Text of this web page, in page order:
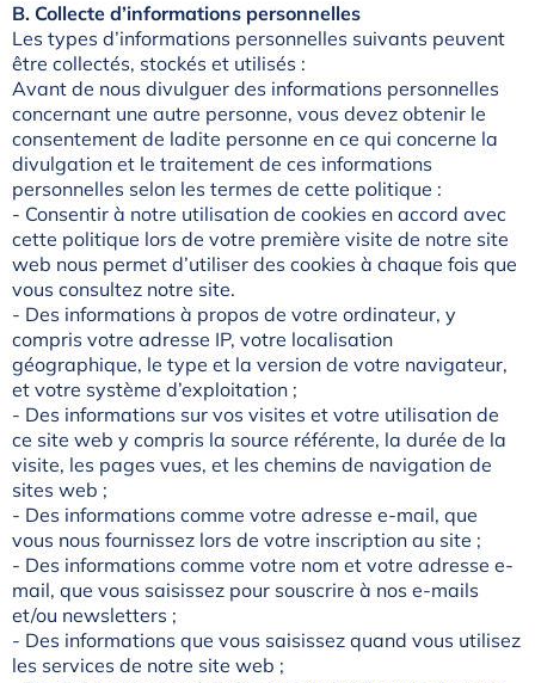
B. Collecte d’informations personnelles
Les types d’informations personnelles suivants peuvent
être collectés, stockés et utilisés :
Avant de nous divulguer des informations personnelles
concernant une autre personne, vous devez obtenir le
consentement de ladite personne en ce qui concerne la
divulgation et le traitement de ces informations
personnelles selon les termes de cette politique :
- Consentir à notre utilisation de cookies en accord avec
cette politique lors de votre première visite de notre site
web nous permet d’utiliser des cookies à chaque fois que
vous consultez notre site.
- Des informations à propos de votre ordinateur, y
compris votre adresse IP, votre localisation
géographique, le type et la version de votre navigateur,
et votre système d’exploitation ;
- Des informations sur vos visites et votre utilisation de
ce site web y compris la source référente, la durée de la
visite, les pages vues, et les chemins de navigation de
sites web ;
- Des informations comme votre adresse e-mail, que
vous nous fournissez lors de votre inscription au site ;
- Des informations comme votre nom et votre adresse e-
mail, que vous saisissez pour souscrire à nos e-mails
et/ou newsletters ;
- Des informations que vous saisissez quand vous utilisez
les services de notre site web ;